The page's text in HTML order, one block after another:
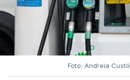
Foto: Andreia